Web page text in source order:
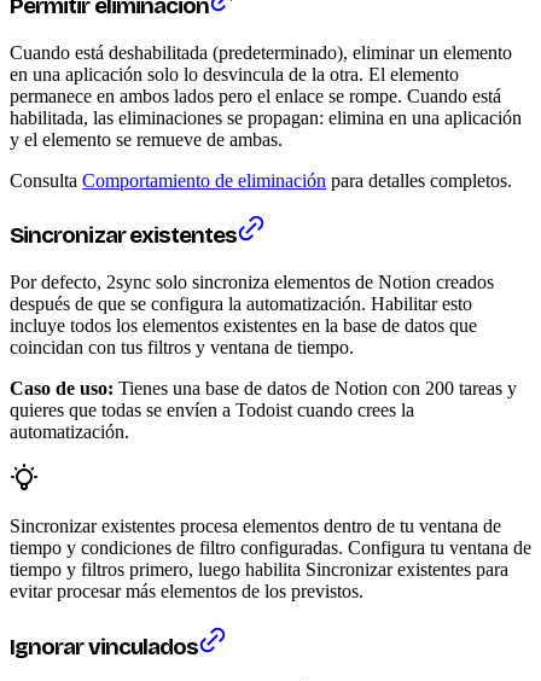
Permitir eliminación
Cuando está deshabilitada (predeterminado), eliminar un elemento
en una aplicación solo lo desvincula de la otra. El elemento
permanece en ambos lados pero el enlace se rompe. Cuando está
habilitada, las eliminaciones se propagan: elimina en una aplicación
y el elemento se remueve de ambas.
Consulta Comportamiento de eliminación para detalles completos.
Sincronizar existentes
Por defecto, 2sync solo sincroniza elementos de Notion creados
después de que se configura la automatización. Habilitar esto
incluye todos los elementos existentes en la base de datos que
coincidan con tus filtros y ventana de tiempo.
Caso de uso: Tienes una base de datos de Notion con 200 tareas y
quieres que todas se envíen a Todoist cuando crees la
automatización.
Sincronizar existentes procesa elementos dentro de tu ventana de
tiempo y condiciones de filtro configuradas. Configura tu ventana de
tiempo y filtros primero, luego habilita Sincronizar existentes para
evitar procesar más elementos de los previstos.
Ignorar vinculados